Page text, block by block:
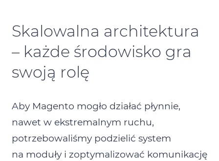
Skalowalna architektura
– każde środowisko gra
swoją rolę
Aby Magento mogło działać płynnie,
nawet w ekstremalnym ruchu,
potrzebowaliśmy podzielić system
na moduły i zoptymalizować komunikację